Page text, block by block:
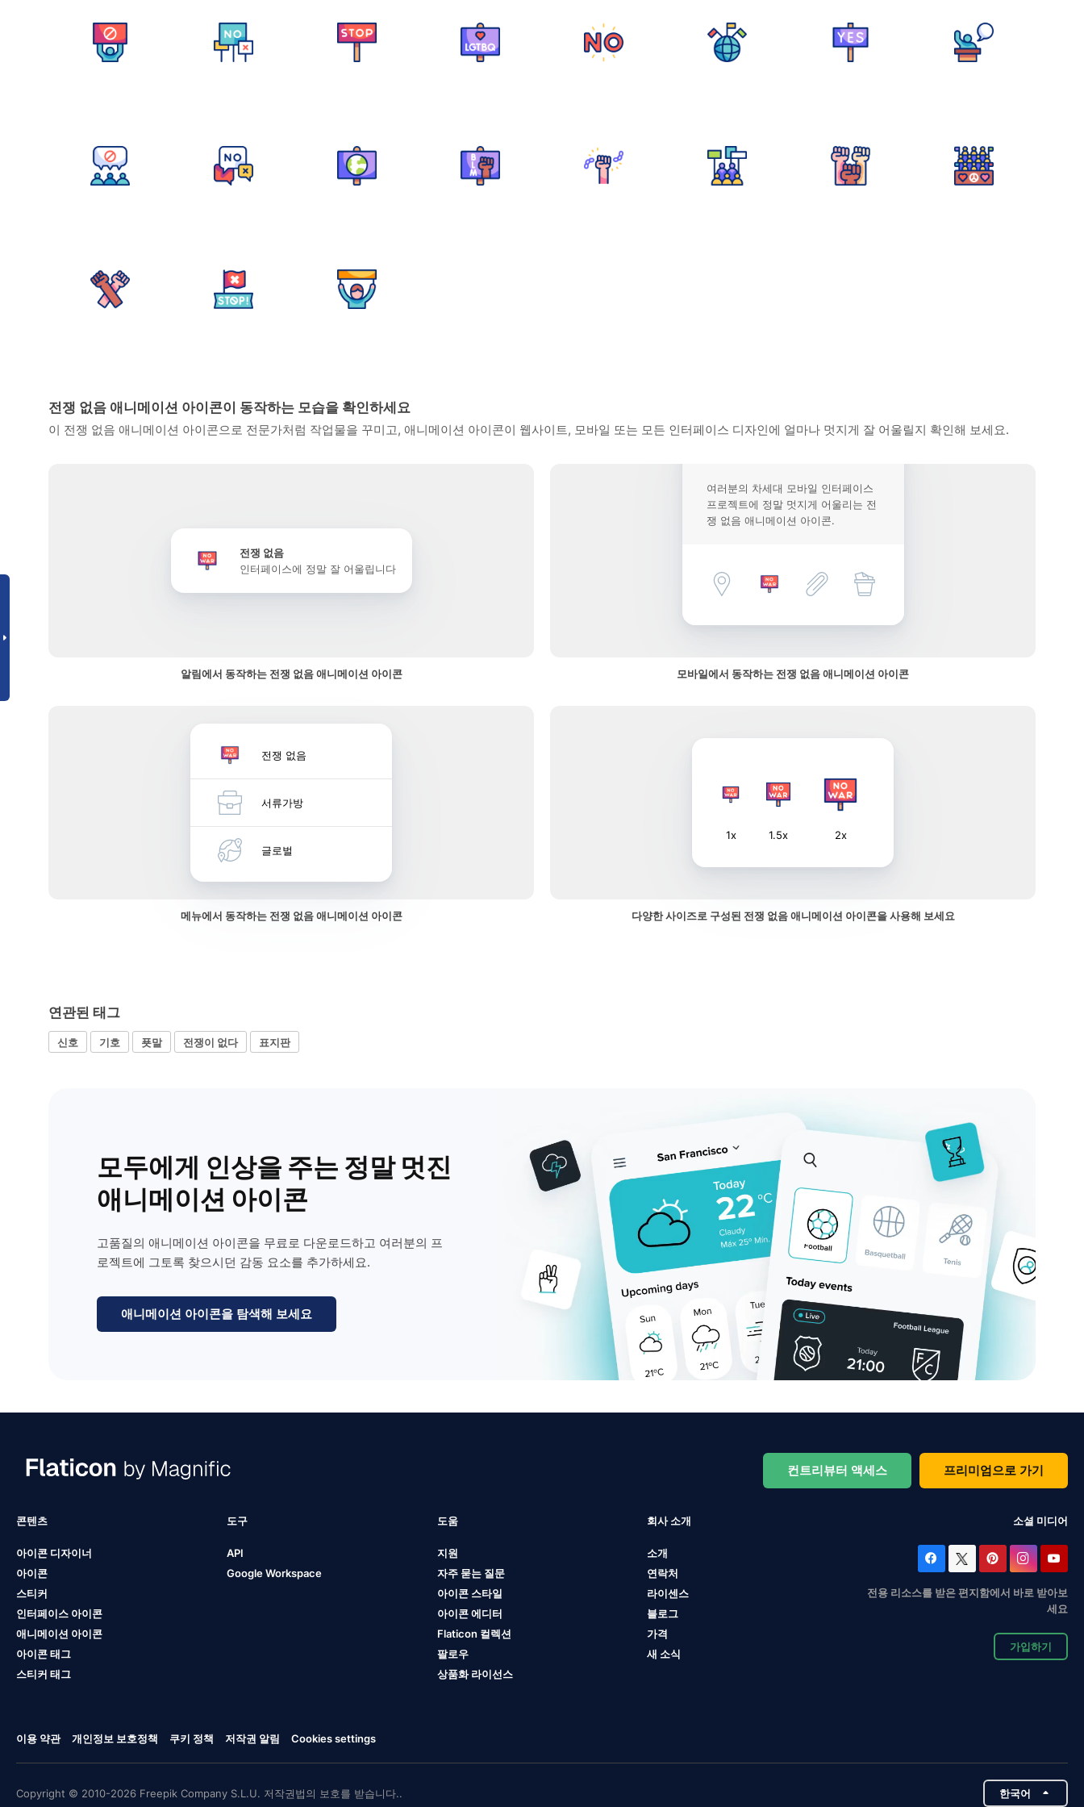
전쟁 없음 애니메이션 아이콘이 동작하는 모습을 확인하세요
이 전쟁 없음 애니메이션 아이콘으로 전문가처럼 작업물을 꾸미고, 애니메이션 아이콘이 웹사이트, 모바일 또는 모든 인터페이스 디자인에 얼마나 멋지게 잘 어울릴지 확인해 보세요.
전쟁 없음
인터페이스에 정말 잘 어울립니다
알림에서 동작하는 전쟁 없음 애니메이션 아이콘
여러분의 차세대 모바일 인터페이스
프로젝트에 정말 멋지게 어울리는 전
쟁 없음 애니메이션 아이콘.
모바일에서 동작하는 전쟁 없음 애니메이션 아이콘
전쟁 없음
서류가방
글로벌
메뉴에서 동작하는 전쟁 없음 애니메이션 아이콘
1x 1.5x 2x
다양한 사이즈로 구성된 전쟁 없음 애니메이션 아이콘을 사용해 보세요
연관된 태그
신호 기호 푯말 전쟁이 없다 표지판
모두에게 인상을 주는 정말 멋진
애니메이션 아이콘
고품질의 애니메이션 아이콘을 무료로 다운로드하고 여러분의 프
로젝트에 그토록 찾으시던 감동 요소를 추가하세요.
애니메이션 아이콘을 탐색해 보세요
컨트리뷰터 액세스 프리미엄으로 가기
콘텐츠
아이콘 디자이너
아이콘
스티커
인터페이스 아이콘
애니메이션 아이콘
아이콘 태그
스티커 태그
도구
API
Google Workspace
도움
지원
자주 묻는 질문
아이콘 스타일
아이콘 에디터
Flaticon 컬렉션
팔로우
상품화 라이선스
회사 소개
소개
연락처
라이센스
블로그
가격
새 소식
소셜 미디어
전용 리소스를 받은 편지함에서 바로 받아보
세요
가입하기
이용 약관 개인정보 보호정책 쿠키 정책 저작권 알림 Cookies settings
Copyright © 2010-2026 Freepik Company S.L.U. 저작권법의 보호를 받습니다.. 한국어